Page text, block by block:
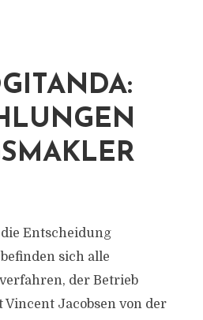
Entscheidung
sich alle
der Betrieb
Jacobsen von der